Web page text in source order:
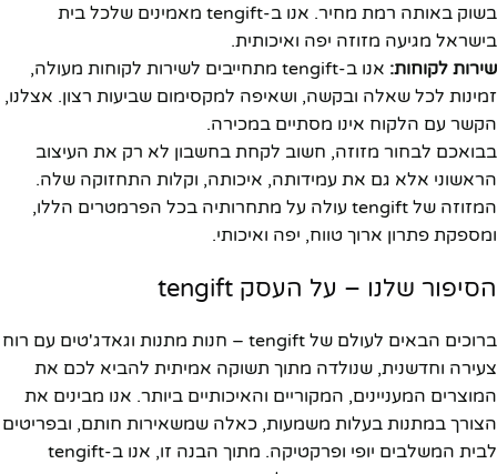
בשוק באותה רמת מחיר. אנו ב-tengift מאמינים שלכל בית
בישראל מגיעה מזוזה יפה ואיכותית.
שירות לקוחות:
אנו ב-tengift מתחייבים לשירות לקוחות מעולה,
זמינות לכל שאלה ובקשה, ושאיפה למקסימום שביעות רצון. אצלנו,
הקשר עם הלקוח אינו מסתיים במכירה.
בבואכם לבחור מזוזה, חשוב לקחת בחשבון לא רק את העיצוב
הראשוני אלא גם את עמידותה, איכותה, וקלות התחזוקה שלה.
המזוזה של tengift עולה על מתחרותיה בכל הפרמטרים הללו,
ומספקת פתרון ארוך טווח, יפה ואיכותי.
הסיפור שלנו – על העסק tengift
ברוכים הבאים לעולם של tengift – חנות מתנות וגאדג'טים עם רוח
צעירה וחדשנית, שנולדה מתוך תשוקה אמיתית להביא לכם את
המוצרים המעניינים, המקוריים והאיכותיים ביותר. אנו מבינים את
הצורך במתנות בעלות משמעות, כאלה שמשאירות חותם, ובפריטים
לבית המשלבים יופי ופרקטיקה. מתוך הבנה זו, אנו ב-tengift